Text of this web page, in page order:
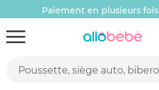
Paiement en plusieurs fois